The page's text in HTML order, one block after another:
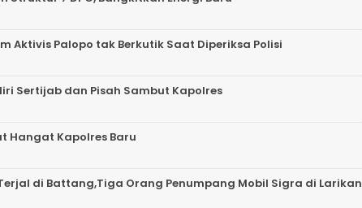
Aktivis Palopo tak Berkutik Saat Diperiksa Polisi
Sertijab dan Pisah Sambut Kapolres
Hangat Kapolres Baru
di Battang,Tiga Orang Penumpang Mobil Sigra di Larikan